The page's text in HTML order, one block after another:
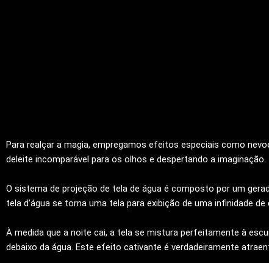
Para realçar a magia, empregamos efeitos especiais como
deleite incomparável para os olhos e despertando a imaginação.
O sistema de projeção de tela de água é composto por um
tela d’água se torna uma tela para exibição de uma infinidade de
À medida que a noite cai, a tela se mistura perfeitamente à
debaixo da água. Este efeito cativante é verdadeiramente